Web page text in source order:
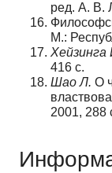
ред. А. В.
М.:
Хейзинга
416 с.
Шао Л. О
2001, 288